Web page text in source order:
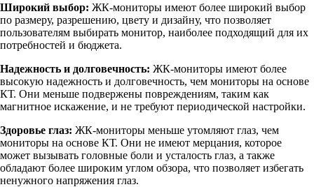
Широкий выбор: ЖК-мониторы имеют более широкий выбор
по размеру, разрешению, цвету и дизайну, что позволяет
пользователям выбирать монитор, наиболее подходящий для их
потребностей и бюджета.
Надежность и долговечность: ЖК-мониторы имеют более
высокую надежность и долговечность, чем мониторы на основе
КТ. Они меньше подвержены повреждениям, таким как
магнитное искажение, и не требуют периодической настройки.
Здоровье глаз: ЖК-мониторы меньше утомляют глаз, чем
мониторы на основе КТ. Они не имеют мерцания, которое
может вызывать головные боли и усталость глаз, а также
обладают более широким углом обзора, что позволяет избегать
ненужного напряжения глаз.